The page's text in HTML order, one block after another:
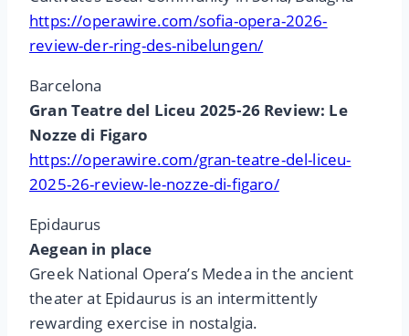
https://operawire.com/sofia-opera-2026-
review-der-ring-des-nibelungen/
Barcelona
Gran Teatre del Liceu 2025-26 Review: Le
Nozze di Figaro
https://operawire.com/gran-teatre-del-liceu-
2025-26-review-le-nozze-di-figaro/
Epidaurus
Aegean in place
Greek National Opera’s Medea in the ancient
theater at Epidaurus is an intermittently
rewarding exercise in nostalgia.